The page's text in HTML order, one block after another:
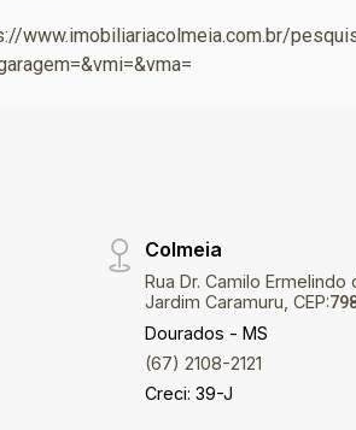
www.imobiliariacolmeia.com.br/
Colmeia
Rua Dr. Camilo Ermelindo
Jardim Caramuru, CEP:
Dourados - MS
(67) 2108-2121
Creci: 39-J